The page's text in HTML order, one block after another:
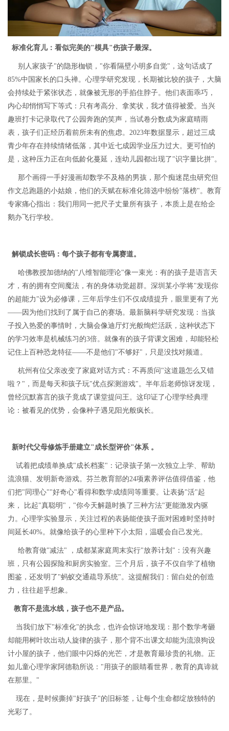
标准化育儿：看似完美的"模具"伤孩子最深。
别人家孩子"的隐形枷锁， "你看隔壁小明多自觉"，这句话成了
85%中国家长的口头禅。心理学研究发现，长期被比较的孩子，大脑
会持续处于紧张状态，就像被无形的手掐住脖子。他们表面乖巧，
内心却悄悄写下等式：只有考高分、拿奖状，我才值得被爱。当兴
趣班打卡记录取代了公园奔跑的笑声，当试卷分数成为家庭晴雨
表，孩子们正经历着前所未有的焦虑。2023年数据显示，超过三成
青少年存在持续情绪低落，其中近七成因学业压力过大。更可怕的
是，这种压力正在向低龄化蔓延，连幼儿园都出现了"识字量比拼"。
那个画得一手好漫画却数学不及格的男孩，那个痴迷昆虫研究但
作文总跑题的小姑娘，他们的天赋在标准化筛选中纷纷"落榜"。教育
专家痛心指出：我们用同一把尺子丈量所有孩子，本质上是在给企
鹅办飞行学校。
解锁成长密码：每个孩子都有专属赛道。
哈佛教授加德纳的" 八维智能理论"像一束光：有的孩子是语言天
才，有的拥有空间魔法，有的身体动觉超群。深圳某小学将"发现你
的超能力 "设为必修课，三年后学生们不仅成绩提升，眼里更有了光
——因为他们找到了属于自己的赛场。 最新脑科学研究发现：当孩
子投入热爱的事情时，大脑会像迪厅灯光般绚烂活跃，这种状态下
的学习效率是机械练习的3倍。就像有的孩子背课文困难，却能轻松
记住上百种恐龙特征——不是他们"不够好"，只是没找对频道。
杭州有位父亲改变了家庭对话方式：不再质问 "这道题怎么又错
啦？ " ，而是每天和孩子玩"优点探测游戏" 。半年后老师惊讶发现，
曾经沉默寡言的孩子竟成了课堂提问王。这印证了心理学经典理
论：被看见的优势，会像种子遇见阳光般疯长。
新时代父母修炼手册建立"成长型评价"体系 。
试着把成绩单换成"成长档案"：记录孩子第一次独立上学、帮助
流浪猫、发明新奇游戏。芬兰教育部的24项素养评估值得借鉴，他
们把"同理心""好奇心"看得和数学成绩同等重要。让表扬"活"起
来， 比起"真聪明"，"你今天解题时换了三种方法"更能激发内驱
力。心理学实验显示，关注过程的表扬能使孩子面对困难时坚持时
间延长40%。就像给孩子的心里种下小太阳，温暖会自己发光。
给教育做"减法" ，成都某家庭周末实行"放养计划"：没有兴趣
班，只有公园探险和厨房实验室。三个月后，孩子不仅自学了植物
图鉴，还发明了"蚂蚁交通疏导系统"。这提醒我们：留白处的创造
力，往往超乎想象。
教育不是流水线，孩子也不是产品。
当我们放下"标准化"的执念，也许会惊讶地发现：那个数学考砸
却能用树叶吹出动人旋律的孩子，那个背不出课文却能为流浪狗设
计小屋的孩子，他们眼中闪烁的光芒，才是教育最珍贵的礼物。正
如儿童心理学家阿德勒所说："用孩子的眼睛看世界，教育的真谛就
在那里。"
现在，是时候撕掉"好孩子"的旧标签，让每个生命都绽放独特的
光彩了。